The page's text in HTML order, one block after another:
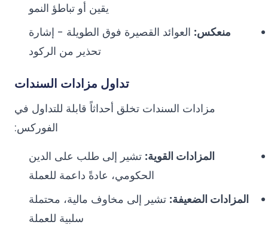
يقين أو تباطؤ النمو
منعكس: العوائد القصيرة فوق الطويلة - إشارة
تحذير من الركود
تداول مزادات السندات
مزادات السندات تخلق أحداثاً قابلة للتداول في
الفوركس:
المزادات القوية: تشير إلى طلب على الدين
الحكومي، عادةً داعمة للعملة
المزادات الضعيفة: تشير إلى مخاوف مالية، محتملة
سلبية للعملة